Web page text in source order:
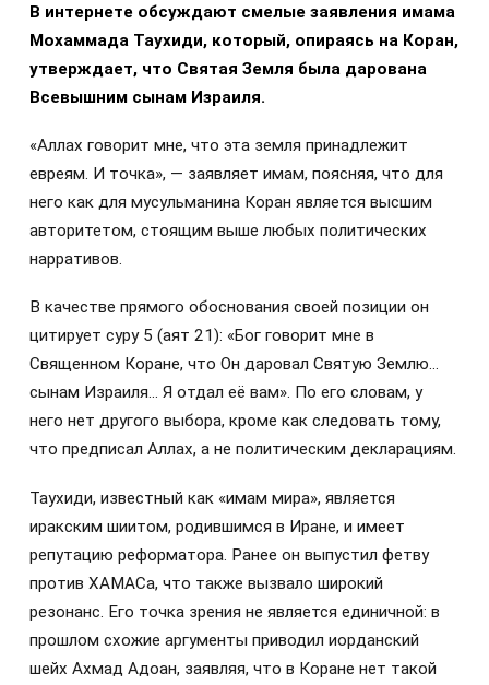
В интернете обсуждают смелые заявления имама
Мохаммада Таухиди, который, опираясь на Коран,
утверждает, что Святая Земля была дарована
Всевышним сынам Израиля.
«Аллах говорит мне, что эта земля принадлежит
евреям. И точка», — заявляет имам, поясняя, что для
него как для мусульманина Коран является высшим
авторитетом, стоящим выше любых политических
нарративов.
В качестве прямого обоснования своей позиции он
цитирует суру 5 (аят 21): «Бог говорит мне в
Священном Коране, что Он даровал Святую Землю…
сынам Израиля… Я отдал её вам». По его словам, у
него нет другого выбора, кроме как следовать тому,
что предписал Аллах, а не политическим декларациям.
Таухиди, известный как «имам мира», является
иракским шиитом, родившимся в Иране, и имеет
репутацию реформатора. Ранее он выпустил фетву
против ХАМАСа, что также вызвало широкий
резонанс. Его точка зрения не является единичной: в
прошлом схожие аргументы приводил иорданский
шейх Ахмад Адоан, заявляя, что в Коране нет такой